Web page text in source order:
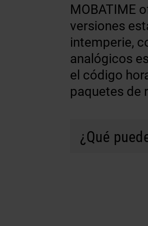
MOBATIME
versiones
intemperie,
analógicos
el código
paquetes de
¿Qué